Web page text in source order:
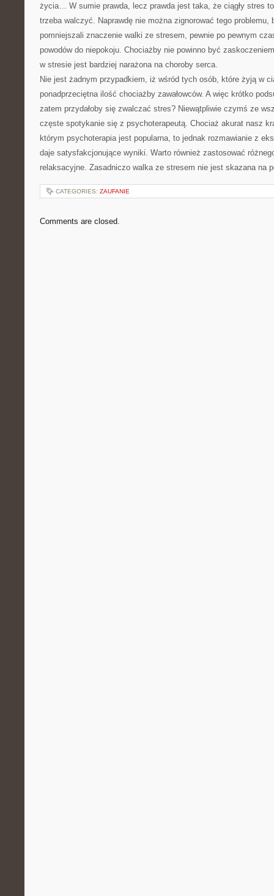
życia… W sumie prawda, lecz prawda jest taka, że ciągły stres
trzeba walczyć. Naprawdę nie można zignorować tego problemu,
pomniejszali znaczenie walki ze stresem, pewnie po pewnym
powodów do niepokoju. Chociażby nie powinno być
w stresie jest bardziej narażona na choroby serca.
Nie jest żadnym przypadkiem, iż wśród tych osób, które żyją w
ponadprzeciętna ilość chociażby zawałowców. A więc krótko
zatem przydałoby się zwalczać stres? Niewątpliwie czymś ze
częste spotykanie się z psychoterapeutą. Chociaż akurat nasz
którym psychoterapia jest popularna, to jednak rozmawianie z
daje satysfakcjonujące wyniki. Warto również zastosować
relaksacyjne. Zasadniczo walka ze stresem nie jest skazana na
CATEGORIES: ZAUFANIE
Comments are closed.